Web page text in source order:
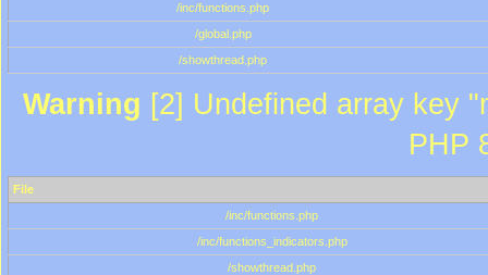
/inc/functions.php
/global.php
/showthread.php
Warning [2] Undefined array key
PHP
File
/inc/functions.php
/inc/functions_indicators.php
/showthread.php